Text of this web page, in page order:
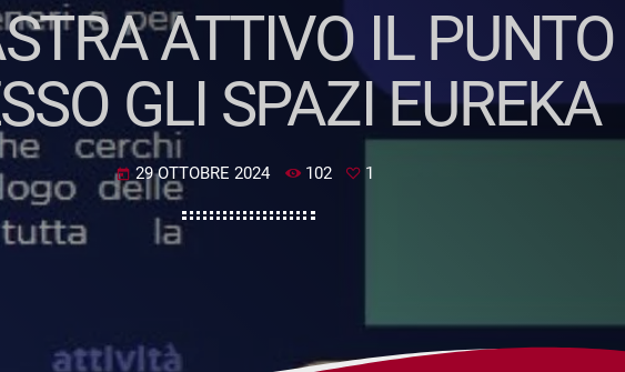
ATTIVO IL
GLI SPAZI EUREKA
today 29 OTTOBRE 2024 102 1